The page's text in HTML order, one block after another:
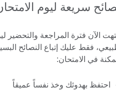
سريعة ليوم
الآن فترة المراجعة والتحضير
فقط عليك إتباع النصائح
في الامتحان:
احتفظ بهدوئك وخذ نفساً عميقاً